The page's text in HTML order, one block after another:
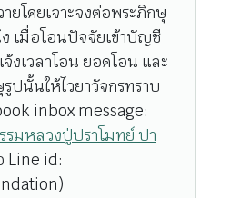
ายโดยเจาะจงต่อพระภิกษุ
เมื่อโอนปัจจัยเข้าบัญชี
งเวลาโอน ยอดโอน และ
ปนั้นให้ไวยาวัจกรทราบ
inbox message:
มหลวงปู่ปราโมทย์ ปา
Line id: